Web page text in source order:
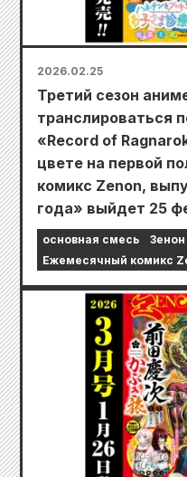
2026.02.25
Третий сезон
транслироваться
«Record of
цвете на первой
комикс Zenon,
года» выйдет 25
основная смесь
Ежемесячный комикс